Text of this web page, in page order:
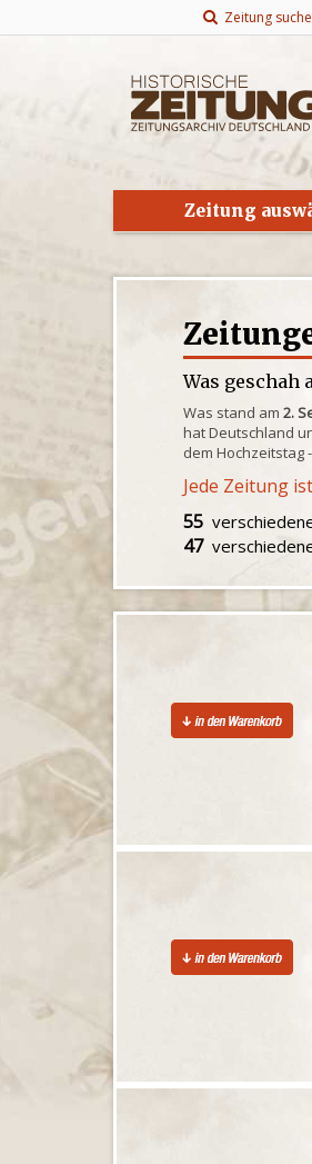
Zeitung
Zeitung
Was geschah
Was stand am2.
hat Deutschland
dem Hochzeitstag
Jede Zeitung
55
47